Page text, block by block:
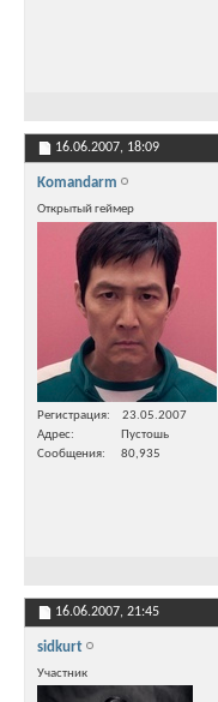
16.06.2007, 18:09
Komandarm
Открытый геймер
Регистрация
23.05.2007
Адрес
Пустошь
Сообщения
80,935
16.06.2007, 21:45
sidkurt
Участник